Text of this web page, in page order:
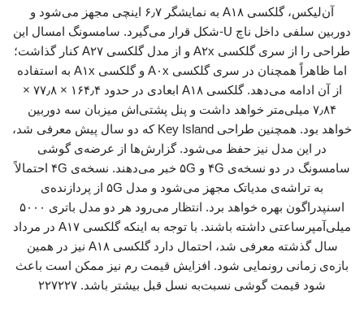
آن‌لیکس، گلکسی A۱۸ به نمایشگر ۶٫۷ اینچی مجهز می‌شود و
دوربین سلفی داخل ناچ U-‌شکل قرار می‌گیرد. سامسونگ امسال این
طراحی را از سری گلکسی A۲x و از مدل گلکسی A۲۷ کنار گذاشت؛
اما ظاهراً همچنان در سری گلکسی A۰x و گلکسی A۱x به استفاده
از آن ادامه می‌دهد. گلکسی A۱۸ ابعادی در حدود ۱۶۴٫۴ × ۷۷٫۸ ×
۷٫۸۴ میلی‌متر خواهد داشت و پنل پشتی‌اش میزبان سه دوربین
خواهد بود. همچنین طراحی Key Island که دو سال پیش معرفی شد،
در این مدل نیز حفظ می‌شود. گزارش‌ها از عرضه‌ی گوشی
سامسونگ در دو نسخه‌ی ۴G و ۵G خبر می‌دهند. نسخه‌ی ۴G احتمالاً
به تراشه‌ی مدیاتک مجهز می‌شود و مدل ۵G از پردازنده‌ی
اسنپدراگون بهره خواهد برد. انتظار می‌رود هر دو مدل باتری ۵۰۰۰
میلی‌آمپرساعتی داشته باشند. با توجه به اینکه گلکسی A۱۷ در مرداد
سال گذشته معرفی شد، احتمال دارد گلکسی A۱۸ نیز در همین
بازه‌ی زمانی رونمایی شود. افزایش قیمت رم نیز ممکن است باعث
شود قیمت گوشی نسبت‌به نسل قبل بیشتر باشد. ۲۲۷۲۲۷